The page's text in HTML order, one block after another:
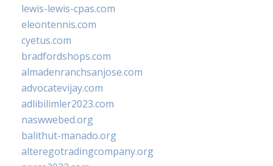
lewis-lewis-cpas.com
eleontennis.com
cyetus.com
bradfordshops.com
almadenranchsanjose.com
advocatevijay.com
adlibilimler2023.com
naswwebed.org
balithut-manado.org
alteregotradingcompany.org